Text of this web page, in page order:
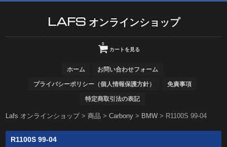
LAFS オンラインショップ
カートを見る
0
ホーム お問い合わせフォーム
プライバシーポリシー（個人情報保護方針） 免責事項
特定商取引法の表記
Lafs オンラインショップ>商品 >Carbony > BMW > R1100S 99-04
R1100S 99-04